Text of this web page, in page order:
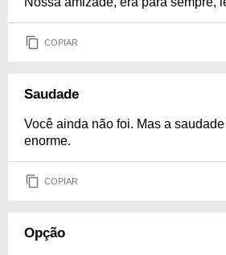
COPIAR
Saudade
Você ainda não foi. Mas a
enorme.
COPIAR
Opção